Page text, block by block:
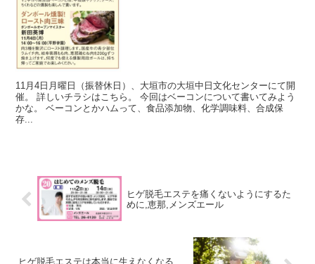
11月4日月曜日（振替休日）、大垣市の大垣中日文化センターにて開
催。 詳しいチラシはこちら。 今回はベーコンについて書いてみよう
かな。 ベーコンとかハムって、食品添加物、化学調味料、合成保
存...
ヒゲ脱毛エステを痛くないようにするた
めに,恵那,メンズエール
ヒゲ脱毛エステは本当に生えなくなる